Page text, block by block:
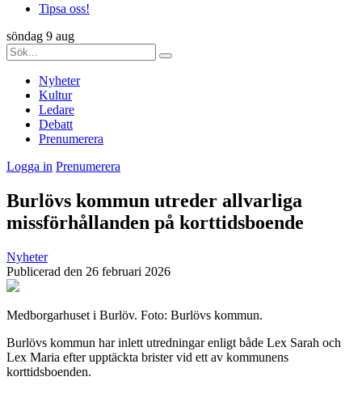
Tipsa oss!
söndag 9 aug
Nyheter
Kultur
Ledare
Debatt
Prenumerera
Logga in Prenumerera
Burlövs kommun utreder allvarliga
missförhållanden på korttidsboende
Nyheter
Publicerad den 26 februari 2026
Medborgarhuset i Burlöv. Foto: Burlövs kommun.
Burlövs kommun har inlett utredningar enligt både Lex Sarah och
Lex Maria efter upptäckta brister vid ett av kommunens
korttidsboenden.